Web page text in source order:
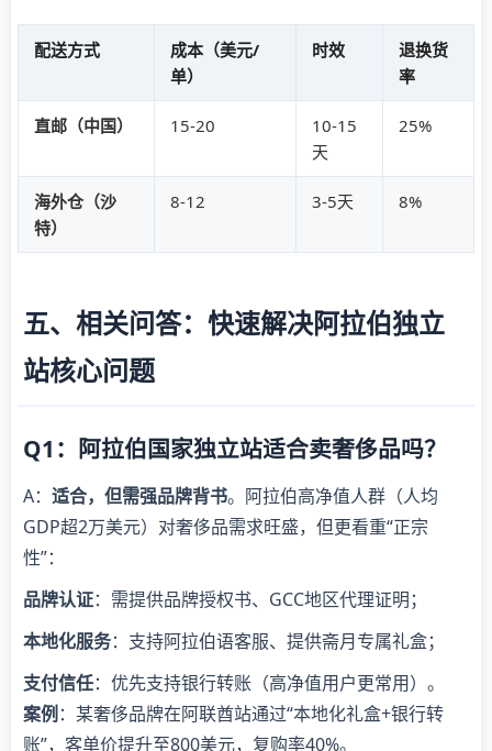
配送方式
成本（美元/
单）
时效
退换货
率
直邮（中国） 15-20
10-15
天
25%
海外仓（沙
特）
8-12 3-5天 8%
五、相关问答：快速解决阿拉伯独立
站核心问题
Q1：阿拉伯国家独立站适合卖奢侈品吗？
A： 适合，但需强品牌背书。阿拉伯高净值人群（人均
GDP超2万美元）对奢侈品需求旺盛，但更看重“正宗
性”：
品牌认证：需提供品牌授权书、GCC地区代理证明；
本地化服务：支持阿拉伯语客服、提供斋月专属礼盒；
支付信任：优先支持银行转账（高净值用户更常用）。
案例 ：某奢侈品牌在阿联酋站通过“本地化礼盒+银行转
账”，客单价提升至800美元，复购率40%。